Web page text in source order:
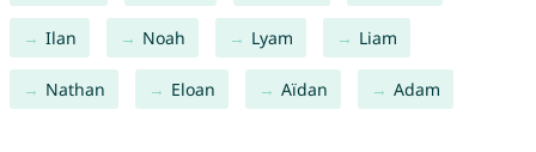
Ilan Noah Lyam Liam
Nathan Eloan Aïdan Adam